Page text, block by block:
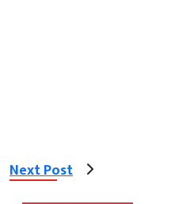
Next Post